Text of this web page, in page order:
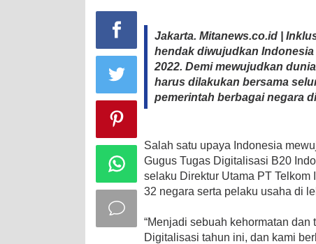
Jakarta. Mitanews.co.id |
hendak diwujudkan
2022. Demi mewujudkan
harus dilakukan bersama
pemerintah berbagai negara
Salah satu upaya Indonesia
Gugus Tugas Digitalisasi B20
selaku Direktur Utama PT
32 negara serta pelaku usaha di
“Menjadi sebuah kehormatan
Digitalisasi tahun ini, dan kami